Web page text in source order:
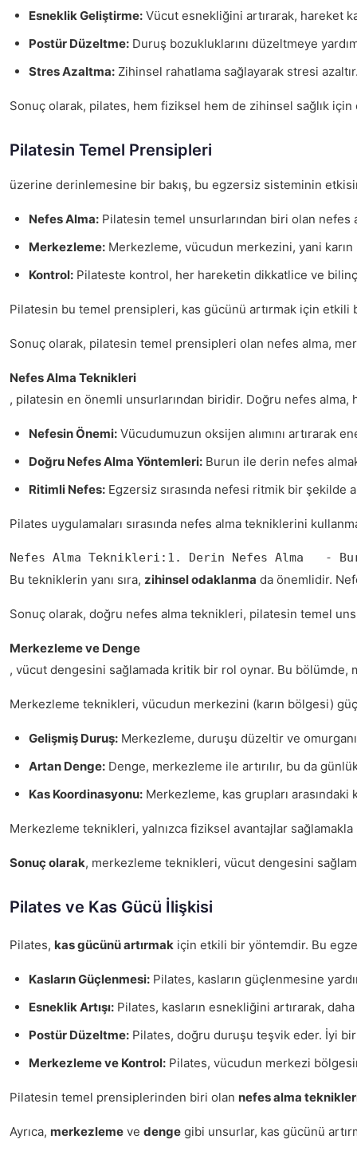
Esneklik Geliştirme: Vücut esnekliğini artırarak, hareket
Postür Düzeltme: Duruş bozukluklarını düzeltmeye
Stres Azaltma: Zihinsel rahatlama sağlayarak stresi
Sonuç olarak, pilates, hem fiziksel hem de zihinsel sağlık
Pilatesin Temel Prensipleri
üzerine derinlemesine bir bakış, bu egzersiz sisteminin
Nefes Alma: Pilatesin temel unsurlarından biri olan nefes
Merkezleme: Merkezleme, vücudun merkezini, yani
Kontrol: Pilateste kontrol, her hareketin dikkatlice ve
Pilatesin bu temel prensipleri, kas gücünü artırmak için etkili
Sonuç olarak, pilatesin temel prensipleri olan nefes alma,
Nefes Alma Teknikleri
, pilatesin en önemli unsurlarından biridir. Doğru nefes alma,
Nefesin Önemi: Vücudumuzun oksijen alımını artırarak
Doğru Nefes Alma Yöntemleri: Burun ile derin nefes
Ritimli Nefes: Egzersiz sırasında nefesi ritmik bir şekilde
Pilates uygulamaları sırasında nefes alma tekniklerini
Nefes Alma Teknikleri:1. Derin Nefes Alma
Bu tekniklerin yanı sıra, zihinsel odaklanma da önemlidir.
Sonuç olarak, doğru nefes alma teknikleri, pilatesin temel
Merkezleme ve Denge
, vücut dengesini sağlamada kritik bir rol oynar. Bu
Merkezleme teknikleri, vücudun merkezini (karın bölgesi)
Gelişmiş Duruş: Merkezleme, duruşu düzeltir ve
Artan Denge: Denge, merkezleme ile artırılır, bu da
Kas Koordinasyonu: Merkezleme, kas grupları
Merkezleme teknikleri, yalnızca fiziksel avantajlar sağlamakla
Sonuç olarak, merkezleme teknikleri, vücut dengesini
Pilates ve Kas Gücü İlişkisi
Pilates, kas gücünü artırmak için etkili bir yöntemdir. Bu
Kasların Güçlenmesi: Pilates, kasların güçlenmesine
Esneklik Artışı: Pilates, kasların esnekliğini artırarak,
Postür Düzeltme: Pilates, doğru duruşu teşvik eder. İyi bir
Merkezleme ve Kontrol: Pilates, vücudun merkezi
Pilatesin temel prensiplerinden biri olan nefes alma
Ayrıca, merkezleme ve denge gibi unsurlar, kas gücünü